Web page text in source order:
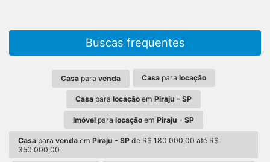
Buscas frequentes
Casapara venda Casa paralocação
Casa para locação em Piraju - SP
Imóvel para locação em Piraju - SP
Casa paravenda emPiraju - SP de R$ 180.000,00 até R$
350.000,00